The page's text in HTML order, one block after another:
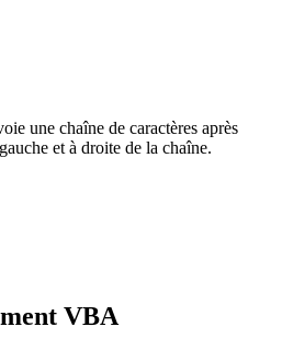
une chaîne de caractères après
et à droite de la chaîne.
VBA